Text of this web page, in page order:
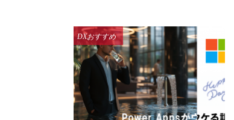
Categories
DXおすすめ